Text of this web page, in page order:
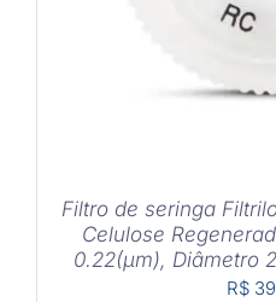
Filtro de seringa
Celulose
0.22(μm), Diâmetro
R$